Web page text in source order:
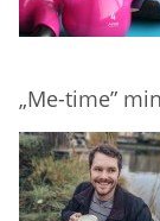
„Me-time”